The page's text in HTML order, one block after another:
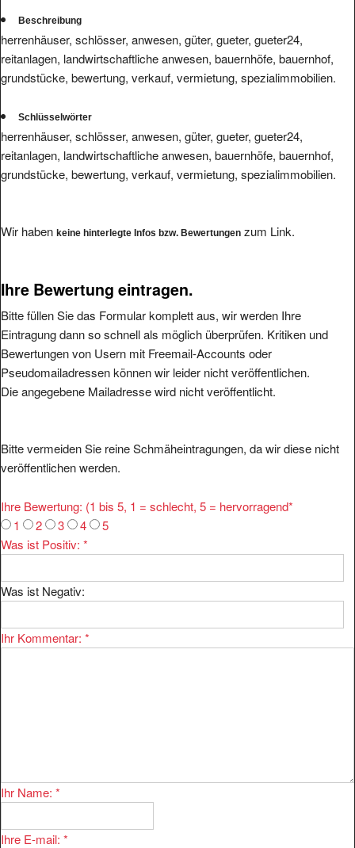
Beschreibung
herrenhäuser, schlösser, anwesen, güter, gueter, gueter24,
reitanlagen, landwirtschaftliche anwesen, bauernhöfe, bauernhof,
grundstücke, bewertung, verkauf, vermietung, spezialimmobilien.
Schlüsselwörter
herrenhäuser, schlösser, anwesen, güter, gueter, gueter24,
reitanlagen, landwirtschaftliche anwesen, bauernhöfe, bauernhof,
grundstücke, bewertung, verkauf, vermietung, spezialimmobilien.
Wir haben keine hinterlegte Infos bzw. Bewertungen zum Link.
Ihre Bewertung eintragen.
Bitte füllen Sie das Formular komplett aus, wir werden Ihre
Eintragung dann so schnell als möglich überprüfen. Kritiken und
Bewertungen von Usern mit Freemail-Accounts oder
Pseudomailadressen können wir leider nicht veröffentlichen.
Die angegebene Mailadresse wird nicht veröffentlicht.
Bitte vermeiden Sie reine Schmäheintragungen, da wir diese nicht
veröffentlichen werden.
Ihre Bewertung: (1 bis 5, 1 = schlecht, 5 = hervorragend*
1
2 3 4
5
Was ist Positiv: *
Was ist Negativ:
Ihr Kommentar: *
Ihr Name: *
Ihre E-mail: *